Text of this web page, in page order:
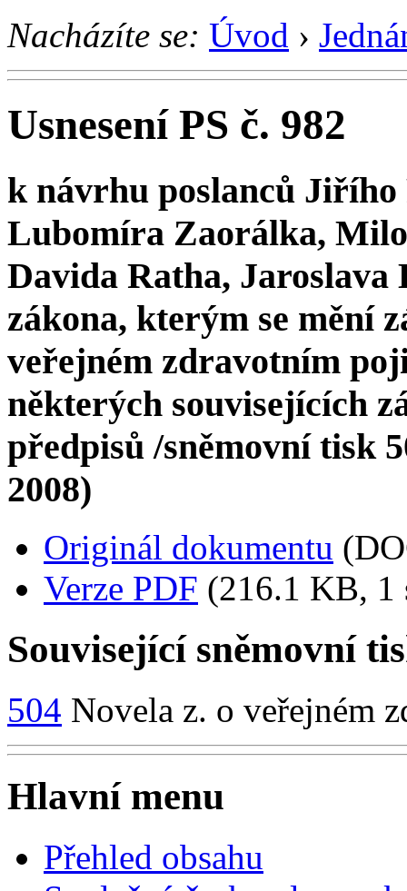
Nacházíte se: Úvod ›
Usnesení PS č. 982
k návrhu poslanců Jiřího
Lubomíra Zaorálka,
Davida Ratha,
zákona, kterým se mění
veřejném zdravotním
některých souvisejících
předpisů /sněmovní tisk
2008)
Originál dokumentu
Verze PDF (216.1 KB, 1
Související sněmovní
504 Novela z. o veřejném
Hlavní menu
Přehled obsahu